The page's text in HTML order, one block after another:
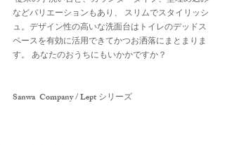
などバリエーションもあり、 スリムでスタイリッシ
ュ。デザイン性の高いな洗面台はトイレのデッドス
ペースを有効に活用できてかつお洒落にまとまりま
す。 あなたのおうちにもいかかですか？
Sanwa  Company / Lept シリーズ